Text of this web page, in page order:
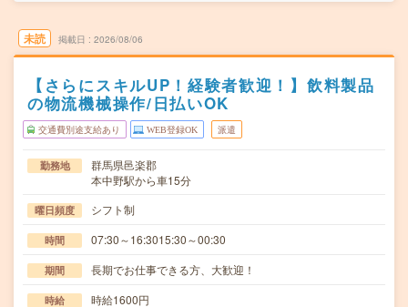
未読 掲載日 2026/08/06
【さらにスキルUP！経験者歓迎！】飲料製品
の物流機械操作/日払いOK
交通費別途支給あり WEB登録OK 派遣
勤務地
群馬県邑楽郡
本中野駅から車15分
曜日頻度 シフト制
時間 07:30～16:3015:30～00:30
期間 長期でお仕事できる方、大歓迎！
時給 時給1600円